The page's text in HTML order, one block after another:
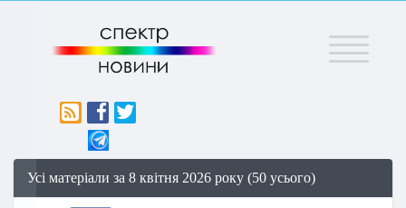
Меню
Усі матеріали за 8 квітня 2026 року (50 усього)